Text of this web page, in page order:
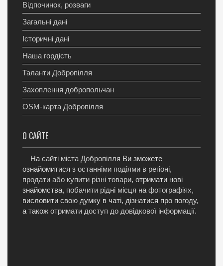
Відпочинок, розваги
Загальні дані
Історичні дані
Наша гордість
Таланти Добропілля
Захоплення добропольчан
OSM-карта Добропілля
О САЙТЕ
На сайті міста Добропілля Ви зможете
ознайомитися з останніми подіями в регіоні,
продати або купити різні товари, отримати нові
знайомства, побачити рідні місця на фотографіях,
висловити свою думку в чаті, дізнатися про погоду,
а також отримати доступ до довідкової інформації.